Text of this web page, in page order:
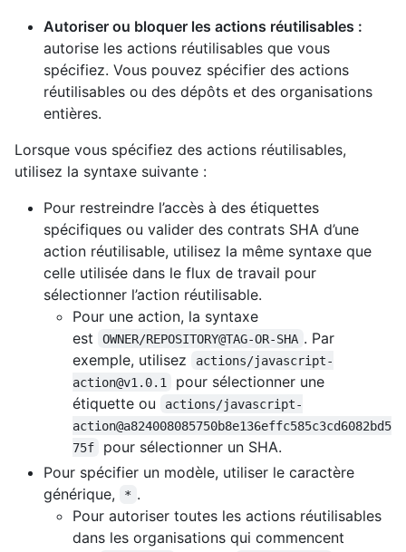
Autoriser ou bloquer les actions réutilisables :
autorise les actions réutilisables que vous
spécifiez. Vous pouvez spécifier des actions
réutilisables ou des dépôts et des organisations
entières.
Lorsque vous spécifiez des actions réutilisables,
utilisez la syntaxe suivante :
Pour restreindre l’accès à des étiquettes
spécifiques ou valider des contrats SHA d’une
action réutilisable, utilisez la même syntaxe que
celle utilisée dans le flux de travail pour
sélectionner l’action réutilisable.
Pour une action, la syntaxe
est
OWNER/REPOSITORY@TAG-OR-SHA . Par
exemple, utilisez
actions/javascript-
action@v1.0.1
pour sélectionner une
étiquette ou
actions/javascript-
action@a824008085750b8e136effc585c3cd6082bd5
75f
pour sélectionner un SHA.
Pour spécifier un modèle, utiliser le caractère
générique,
* .
Pour autoriser toutes les actions réutilisables
dans les organisations qui commencent